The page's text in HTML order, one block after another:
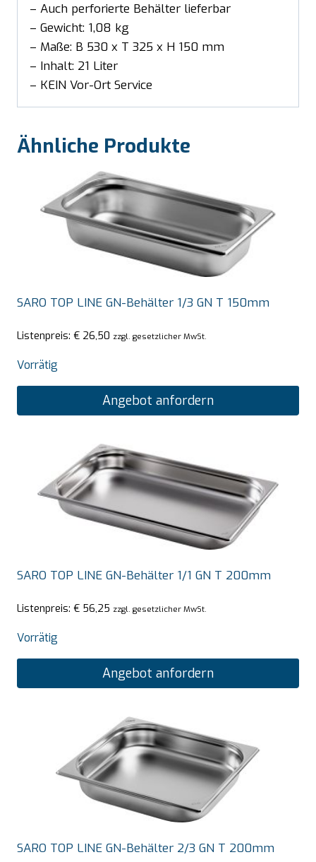
– Auch perforierte Behälter lieferbar
– Gewicht: 1,08 kg
– Maße: B 530 x T 325 x H 150 mm
– Inhalt: 21 Liter
– KEIN Vor-Ort Service
Ähnliche Produkte
SARO TOP LINE GN-Behälter 1/3 GN T 150mm
Listenpreis: € 26,50 zzgl. gesetzlicher MwSt.
Vorrätig
Angebot anfordern
SARO TOP LINE GN-Behälter 1/1 GN T 200mm
Listenpreis: € 56,25 zzgl. gesetzlicher MwSt.
Vorrätig
Angebot anfordern
SARO TOP LINE GN-Behälter 2/3 GN T 200mm